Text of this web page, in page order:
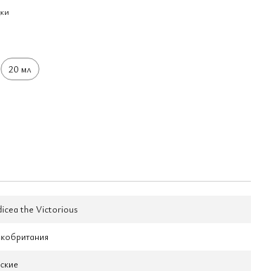
20 мл
the Victorious